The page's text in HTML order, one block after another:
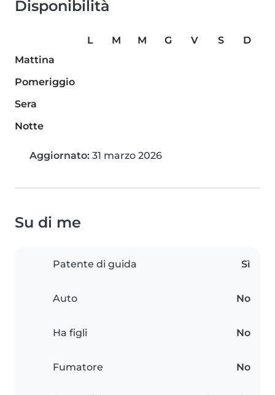
Disponibilità
L M M G V S
D
Mattina
Pomeriggio
Sera
Notte
Aggiornato: 31 marzo 2026
Su di me
Patente di guida Sì
Auto No
Ha figli No
Fumatore No